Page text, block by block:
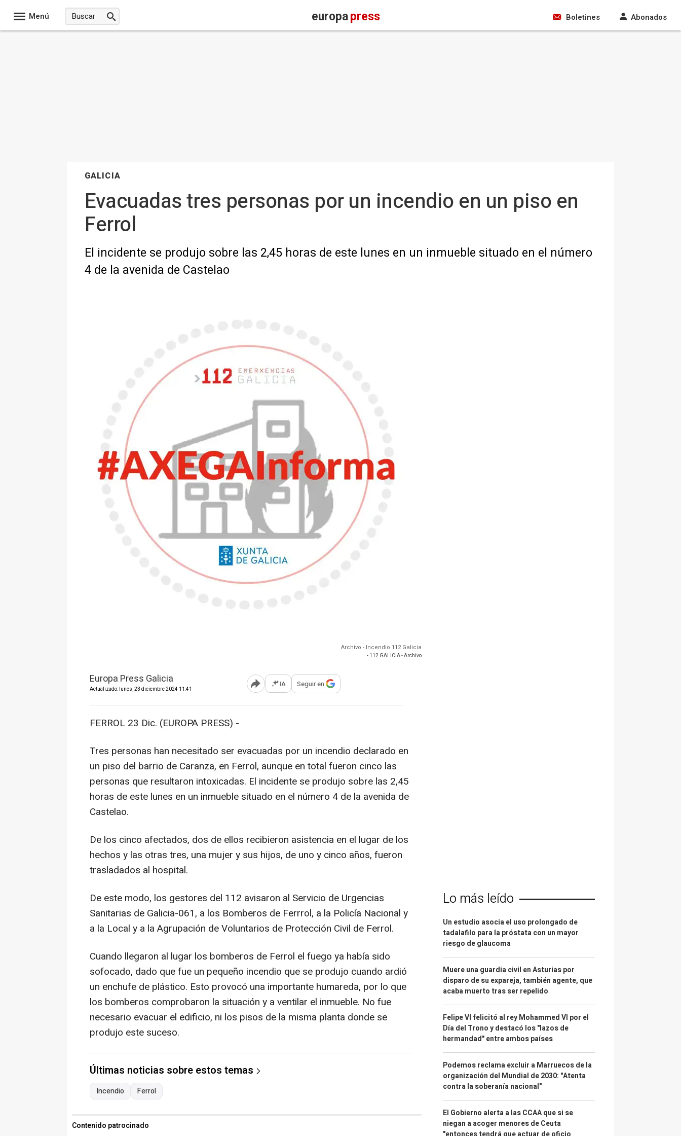
Menú europapress Boletines Abonados
GALICIA
Evacuadas tres personas por un incendio en un piso en
Ferrol
El incidente se produjo sobre las 2,45 horas de este lunes en un inmueble situado en el número
4 de la avenida de Castelao
Archivo - Incendio 112 Galicia
- 112 GALICIA - Archivo
Europa Press Galicia
Actualizado: lunes, 23 diciembre 2024 11:41 Abrir opciones para compartir
IA Seguir en
FERROL 23 Dic. (EUROPA PRESS) -
Tres personas han necesitado ser evacuadas por un incendio declarado en
un piso del barrio de Caranza, en Ferrol, aunque en total fueron cinco las
personas que resultaron intoxicadas. El incidente se produjo sobre las 2,45
horas de este lunes en un inmueble situado en el número 4 de la avenida de
Castelao.
De los cinco afectados, dos de ellos recibieron asistencia en el lugar de los
hechos y las otras tres, una mujer y sus hijos, de uno y cinco años, fueron
trasladados al hospital.
De este modo, los gestores del 112 avisaron al Servicio de Urgencias
Sanitarias de Galicia-061, a los Bomberos de Ferrrol, a la Policía Nacional y
a la Local y a la Agrupación de Voluntarios de Protección Civil de Ferrol.
Cuando llegaron al lugar los bomberos de Ferrol el fuego ya había sido
sofocado, dado que fue un pequeño incendio que se produjo cuando ardió
un enchufe de plástico. Esto provocó una importante humareda, por lo que
los bomberos comprobaron la situación y a ventilar el inmueble. No fue
necesario evacuar el edificio, ni los pisos de la misma planta donde se
produjo este suceso.
Últimas noticias sobre estos temas
Incendio Ferrol
Contenido patrocinado
Lo más leído
Un estudio asocia el uso prolongado de
tadalafilo para la próstata con un mayor
riesgo de glaucoma
Muere una guardia civil en Asturias por
disparo de su expareja, también agente, que
acaba muerto tras ser repelido
Felipe VI felicitó al rey Mohammed VI por el
Día del Trono y destacó los "lazos de
hermandad" entre ambos países
Podemos reclama excluir a Marruecos de la
organización del Mundial de 2030: "Atenta
contra la soberanía nacional"
El Gobierno alerta a las CCAA que si se
niegan a acoger menores de Ceuta